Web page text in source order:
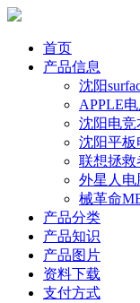
首页
产品信息
沈阳
APPLE
沈阳电竞
沈阳平板
联想拯救
外星人电
械革命
产品分类
产品知识
产品图片
资料下载
支付方式